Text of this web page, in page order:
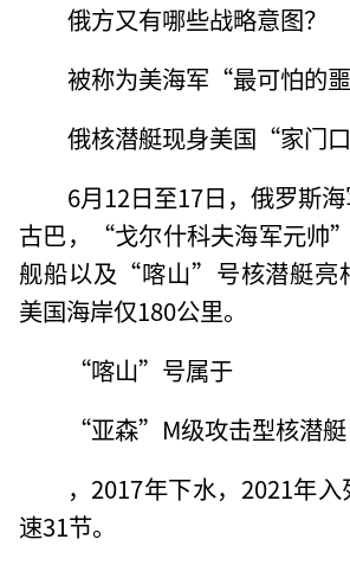
俄方又有哪些战略意图？
被称为美海军“最可怕的
俄核潜艇现身美国“家门
6月12日至17日，俄罗斯
古巴，“戈尔什科夫海军元帅
舰船以及“喀山”号核潜艇亮
美国海岸仅180公里。
“喀山”号属于
“亚森”M级攻击型核潜艇
，2017年下水，2021年
速31节。